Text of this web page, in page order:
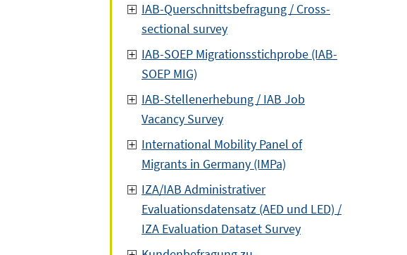
IAB-Querschnittsbefragung / Cross-
sectional survey
IAB-SOEP Migrationsstichprobe (IAB-
SOEP MIG)
IAB-Stellenerhebung / IAB Job
Vacancy Survey
International Mobility Panel of
Migrants in Germany (IMPa)
IZA/IAB Administrativer
Evaluationsdatensatz (AED und LED) /
IZA Evaluation Dataset Survey